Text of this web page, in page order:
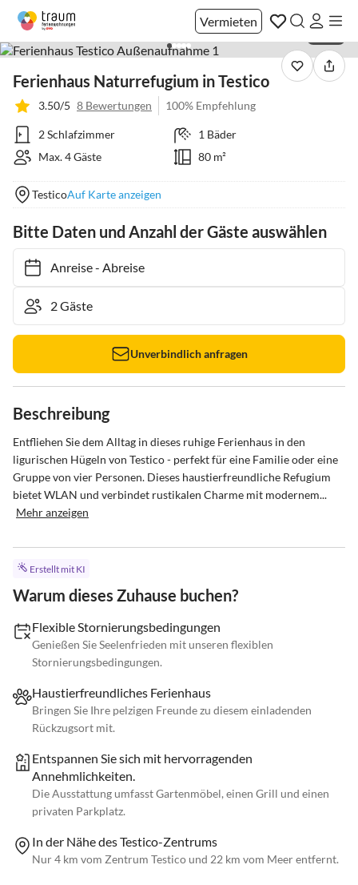
Vermieten
Ferienhaus Naturrefugium in Testico
3.50/5 8 Bewertungen 100% Empfehlung
2 Schlafzimmer
1 Bäder
Max. 4 Gäste
80 m²
TesticoAuf Karte anzeigen
Bitte Daten und Anzahl der Gäste auswählen
Anreise- Abreise
Unverbindlich anfragen
Beschreibung
Entfliehen Sie dem Alltag in dieses ruhige Ferienhaus in den
ligurischen Hügeln von Testico - perfekt für eine Familie oder eine
Gruppe von vier Personen. Dieses haustierfreundliche Refugium
bietet WLAN und verbindet rustikalen Charme mit modernem...
Mehr anzeigen
Erstellt mit KI
Warum dieses Zuhause buchen?
Flexible Stornierungsbedingungen
Genießen Sie Seelenfrieden mit unseren flexiblen
Stornierungsbedingungen.
Haustierfreundliches Ferienhaus
Bringen Sie Ihre pelzigen Freunde zu diesem einladenden
Rückzugsort mit.
Entspannen Sie sich mit hervorragenden
Annehmlichkeiten.
Die Ausstattung umfasst Gartenmöbel, einen Grill und einen
privaten Parkplatz.
In der Nähe des Testico-Zentrums
Nur 4 km vom Zentrum Testico und 22 km vom Meer entfernt.